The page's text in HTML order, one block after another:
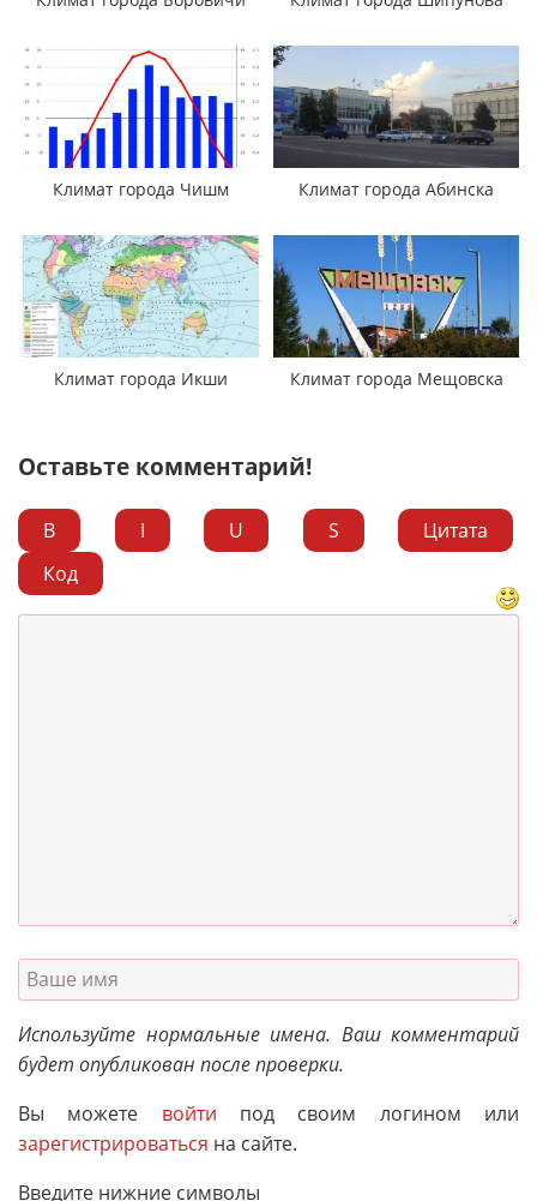
Климат города Чишм Климат города Абинска
Климат города Икши Климат города Мещовска
Оставьте комментарий!
B I U S
Цитата
Код
Используйте нормальные имена. Ваш комментарий
будет опубликован после проверки.
Вы можете войти под своим логином или
зарегистрироваться на сайте.
Введите нижние символы